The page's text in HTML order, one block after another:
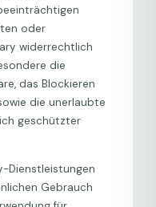
oder
widerrechtlich
die
das Blockieren
die unerlaubte
geschützter
Dienstleistungen
Gebrauch